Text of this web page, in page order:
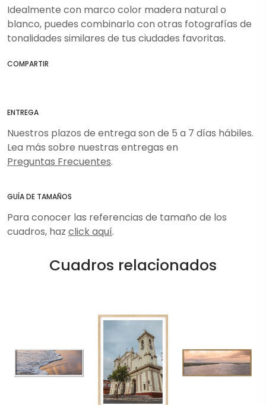
Idealmente con marco color madera natural o
blanco, puedes combinarlo con otras fotografías de
tonalidades similares de tus ciudades favoritas.
COMPARTIR
ENTREGA
Nuestros plazos de entrega son de 5 a 7 días hábiles.
Lea más sobre nuestras entregas en
Preguntas Frecuentes.
GUÍA DE TAMAÑOS
Para conocer las referencias de tamaño de los
cuadros, haz click aquí.
Cuadros relacionados